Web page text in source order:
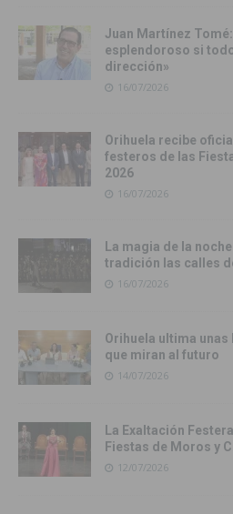
Juan Martínez
esplendoroso si
dirección»
16/07/2026
Orihuela recibe
festeros de las
2026
16/07/2026
La magia de la
tradición las calles
16/07/2026
Orihuela ultima
que miran al futuro
14/07/2026
La Exaltación
Fiestas de Moros y
12/07/2026